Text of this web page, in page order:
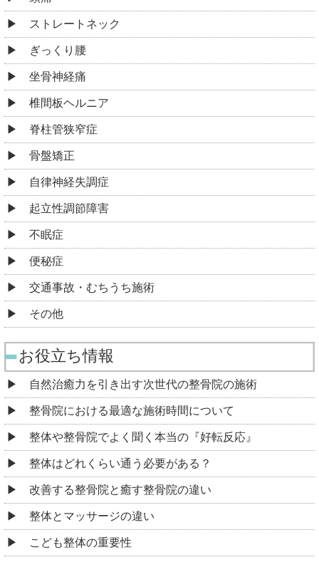
ストレートネック
ぎっくり腰
坐骨神経痛
椎間板ヘルニア
脊柱管狭窄症
骨盤矯正
自律神経失調症
起立性調節障害
不眠症
便秘症
交通事故・むちうち施術
その他
お役立ち情報
自然治癒力を引き出す次世代の整骨院の施術
整骨院における最適な施術時間について
整体や整骨院でよく聞く本当の『好転反応』
整体はどれくらい通う必要がある？
改善する整骨院と癒す整骨院の違い
整体とマッサージの違い
こども整体の重要性